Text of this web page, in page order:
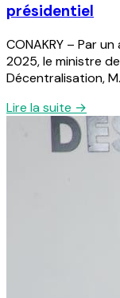
présidentiel
CONAKRY – Par
2025, le ministre
Décentralisation,
Lire la suite →